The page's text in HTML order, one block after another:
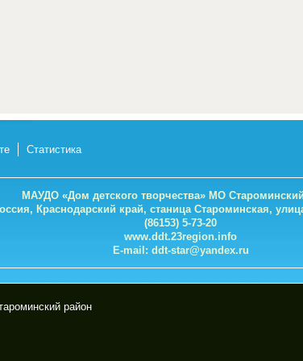
Статистика
МАУДО «Дом детского творчества» МО
Краснодарский край, станица Староминская,
(86153) 5-73-20
www.ddt.23region.info
E-mail: ddt-star@yandex.ru
район